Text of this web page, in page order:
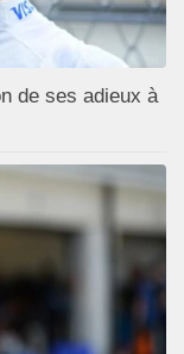
de ses adieux à